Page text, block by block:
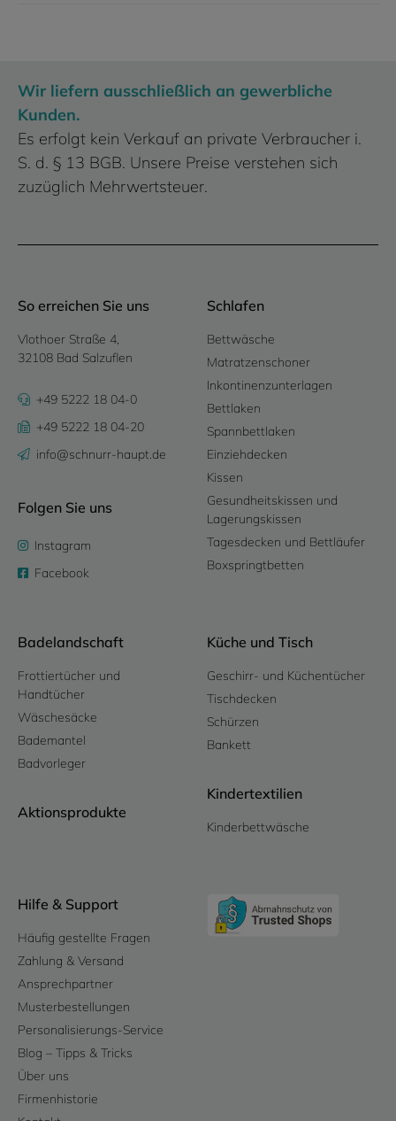
Wir liefern ausschließlich an gewerbliche
Kunden.
Es erfolgt kein Verkauf an private Verbraucher i.
S. d. § 13 BGB. Unsere Preise verstehen sich
zuzüglich Mehrwertsteuer.
So erreichen Sie uns
Vlothoer Straße 4,
32108 Bad Salzuflen
+49 5222 18 04-0
+49 5222 18 04-20
info@schnurr-haupt.de
Folgen Sie uns
Instagram
Facebook
Schlafen
Bettwäsche
Matratzenschoner
Inkontinenzunterlagen
Bettlaken
Spannbettlaken
Einziehdecken
Kissen
Gesundheitskissen und
Lagerungskissen
Tagesdecken und Bettläufer
Boxspringtbetten
Badelandschaft
Frottiertücher und
Handtücher
Wäschesäcke
Bademantel
Badvorleger
Aktionsprodukte
Küche und Tisch
Geschirr- und Küchentücher
Tischdecken
Schürzen
Bankett
Kindertextilien
Kinderbettwäsche
Hilfe & Support
Häufig gestellte Fragen
Zahlung & Versand
Ansprechpartner
Musterbestellungen
Personalisierungs-Service
Blog – Tipps & Tricks
Über uns
Firmenhistorie